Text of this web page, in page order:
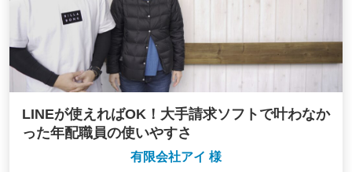
LINEが使えればOK！大手請求ソフトで叶わなか
った年配職員の使いやすさ
有限会社アイ 様